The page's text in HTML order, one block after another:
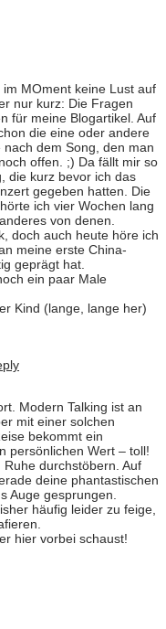
MOment keine Lust auf
nur kurz: Die Fragen
für meine Blogartikel. Auf
die eine oder andere
dem Song, den man
offen. ;) Da fällt mir so
die kurz bevor ich das
gegeben hatten. Die
ich vier Wochen lang
von denen.
doch auch heute höre ich
meine erste China-
geprägt hat.
ein paar Male
Kind (lange, lange her)
Modern Talking ist an
mit einer solchen
bekommt ein
persönlichen Wert – toll!
durchstöbern. Auf
deine phantastischen
Auge gesprungen.
häufig leider zu feige,
hier vorbei schaust!